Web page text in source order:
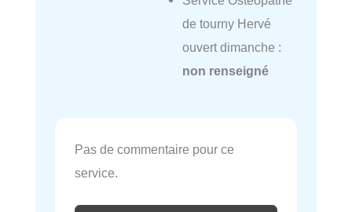
de tourny Hervé
ouvert dimanche :
non renseigné
Pas de commentaire pour ce
service.